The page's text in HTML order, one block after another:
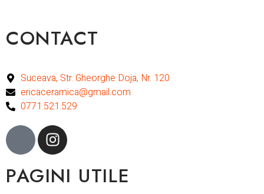
CONTACT
Suceava, Str. Gheorghe Doja, Nr. 120
ericaceramica@gmail.com
0771.521.529
PAGINI UTILE